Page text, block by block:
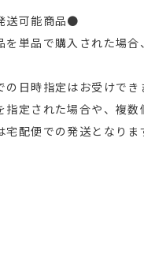
送可能商品●
を単品で購入された場
の日時指定はお受けでき
指定された場合や、複
宅配便での発送となりま